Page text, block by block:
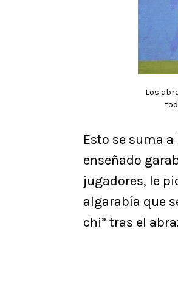
Los
Esto se suma
enseñado
jugadores, le
algarabía que
chi” tras el